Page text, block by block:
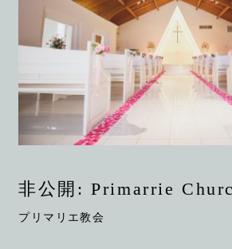
非公開: Primarrie
プリマリエ教会